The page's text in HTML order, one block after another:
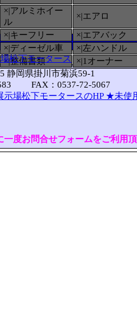
×|アルミホイー
ル
×|エアロ
×|キーフリー
×|エアバック
×|ディーゼル車
×|左ハンドル
×|整備書類 ×|1オーナー
松下モータース
静岡県掛川市菊浜59-1
FAX：0537-72-5067
場松下モータースのHP ★未使
度お問合せフォームをご利用